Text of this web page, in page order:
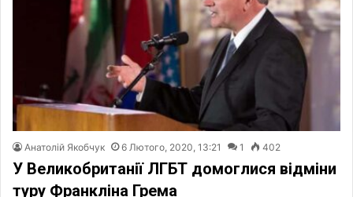
Анатолій Якобчук 6 Лютого, 2020, 13:21 1 402
У Великобританії ЛГБТ домоглися відміни
туру Франкліна Грема